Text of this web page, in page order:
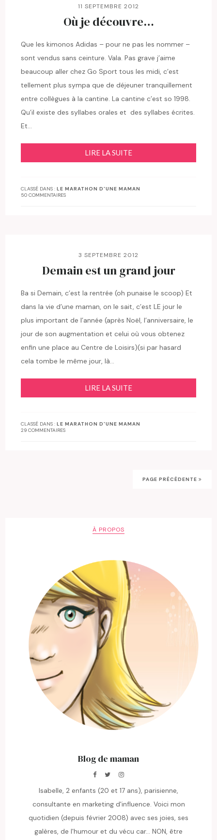
11 SEPTEMBRE 2012
Où je découvre…
Que les kimonos Adidas – pour ne pas les nommer –
sont vendus sans ceinture. Vala. Pas grave j’aime
beaucoup aller chez Go Sport tous les midi, c’est
tellement plus sympa que de déjeuner tranquillement
entre collègues à la cantine. La cantine c’est so 1998.
Qu’il existe des syllabes orales et des syllabes écrites.
Et…
LIRE LA SUITE
CLASSÉ DANS :LE MARATHON D'UNE MAMAN
50 COMMENTAIRES
3 SEPTEMBRE 2012
Demain est un grand jour
Ba si Demain, c’est la rentrée (oh punaise le scoop) Et
dans la vie d’une maman, on le sait, c’est LE jour le
plus important de l’année (après Noël, l’anniversaire, le
jour de son augmentation et celui où vous obtenez
enfin une place au Centre de Loisirs)(si par hasard
cela tombe le même jour, là…
LIRE LA SUITE
CLASSÉ DANS :LE MARATHON D'UNE MAMAN
29 COMMENTAIRES
PAGE PRÉCÉDENTE
À PROPOS
Blog de maman
Isabelle, 2 enfants (20 et 17 ans), parisienne,
consultante en marketing d'influence. Voici mon
quotidien (depuis février 2008) avec ses joies, ses
galères, de l'humour et du vécu car... NON, être